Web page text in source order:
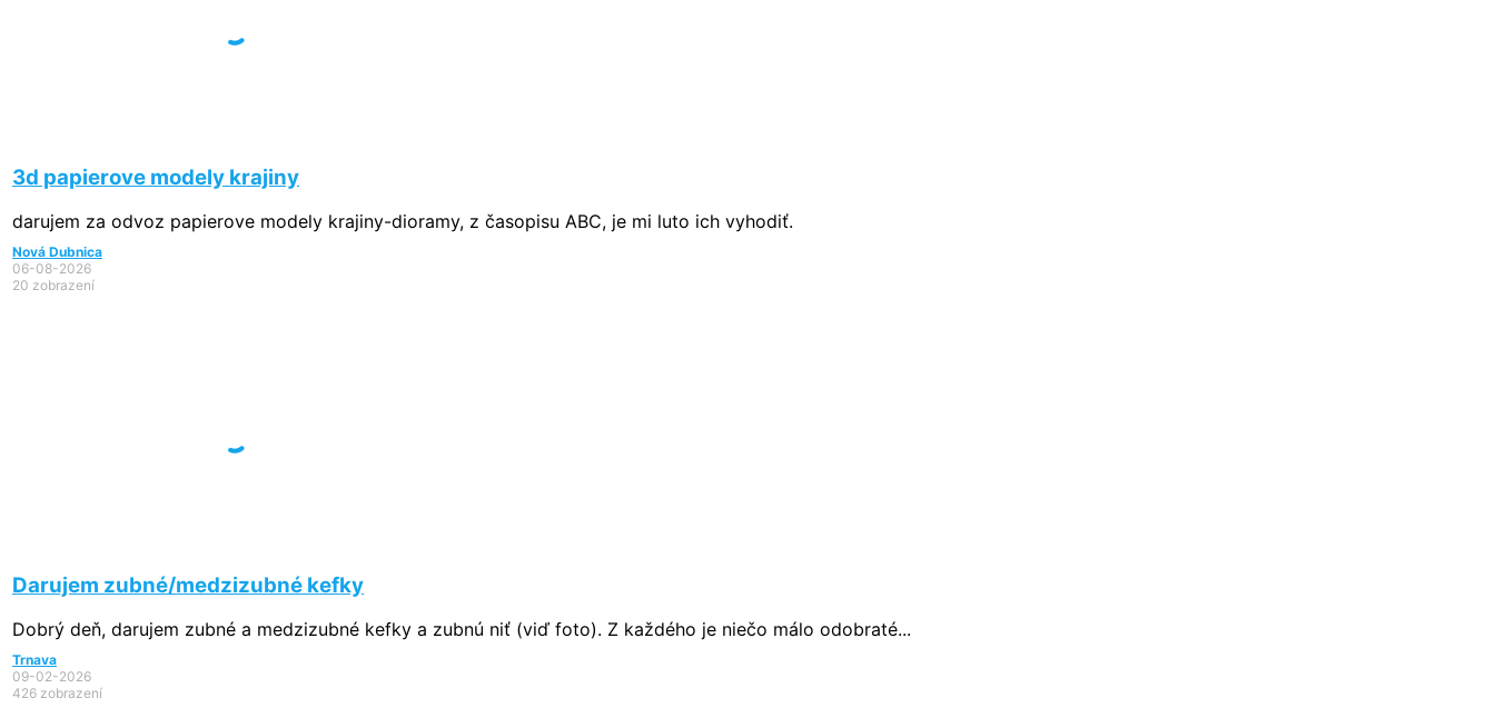
3d papierove modely krajiny
darujem za odvoz papierove modely krajiny-dioramy, z časopisu ABC, je mi luto ich vyhodiť.
Nová Dubnica
06-08-2026
20 zobrazení
Darujem zubné/medzizubné kefky
Dobrý deň, darujem zubné a medzizubné kefky a zubnú niť (viď foto). Z každého je niečo málo odobraté...
Trnava
09-02-2026
426 zobrazení